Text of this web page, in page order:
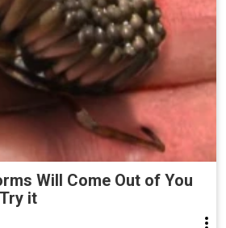
Will Come Out of You
it